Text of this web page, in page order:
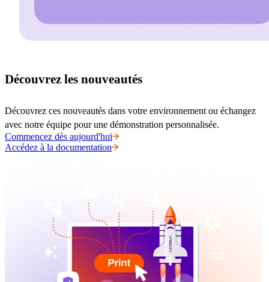
Découvrez les nouveautés
Découvrez ces nouveautés dans votre environnement ou échangez
avec notre équipe pour une démonstration personnalisée.
Commencez dès aujourd'hui
Accédez à la documentation